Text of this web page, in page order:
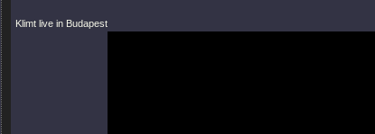
Klimt live in Budapest